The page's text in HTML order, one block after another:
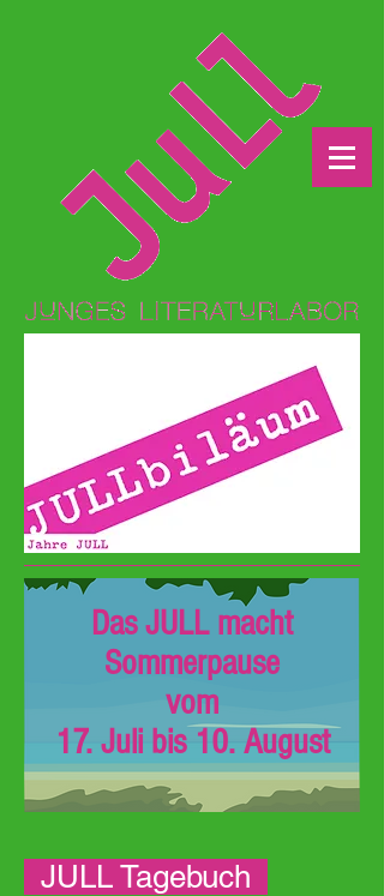
Das JULL macht
Sommerpause
vom
17. Juli bis 10. August
JULL Tagebuch